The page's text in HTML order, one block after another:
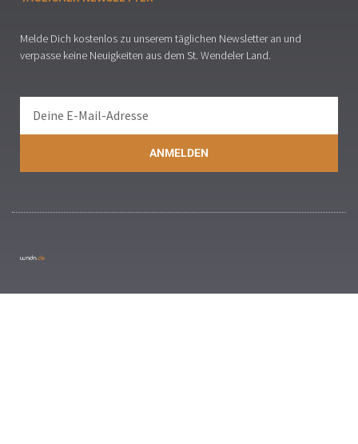
Melde Dich kostenlos zu unserem täglichen Newsletter an und
verpasse keine Neuigkeiten aus dem St. Wendeler Land.
ANMELDEN